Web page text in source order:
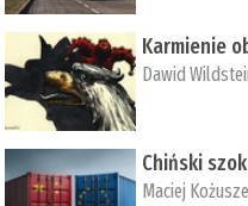
Karmienie
Dawid
Chiński
Maciej